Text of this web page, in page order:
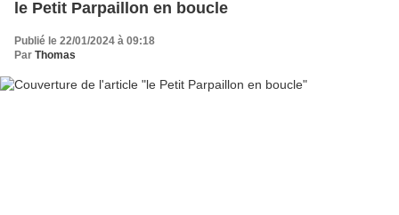
le Petit Parpaillon en boucle
Publié le 22/01/2024 à 09:18
Par Thomas